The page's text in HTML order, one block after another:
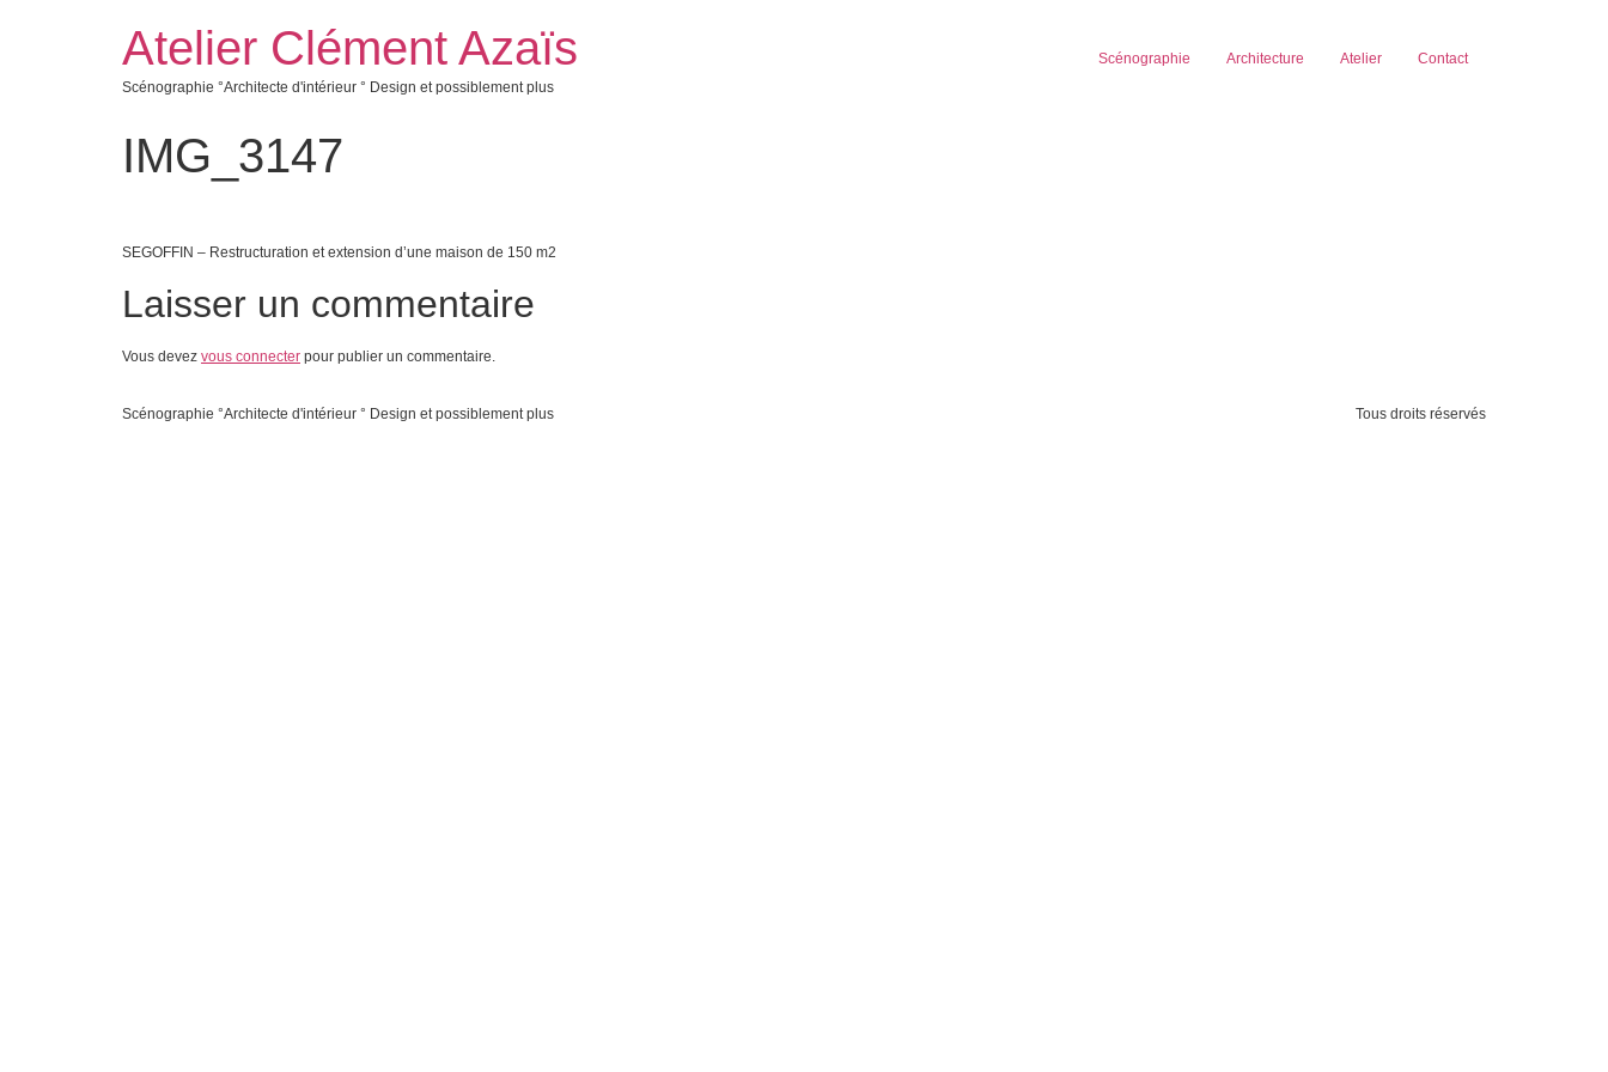
Atelier Clément Azaïs
Scénographie °Architecte d'intérieur ° Design et possiblement plus
Scénographie Architecture Atelier Contact
IMG_3147
SEGOFFIN – Restructuration et extension d’une maison de 150 m2
Laisser un commentaire
Vous devez vous connecter pour publier un commentaire.
Scénographie °Architecte d'intérieur ° Design et possiblement plus Tous droits réservés